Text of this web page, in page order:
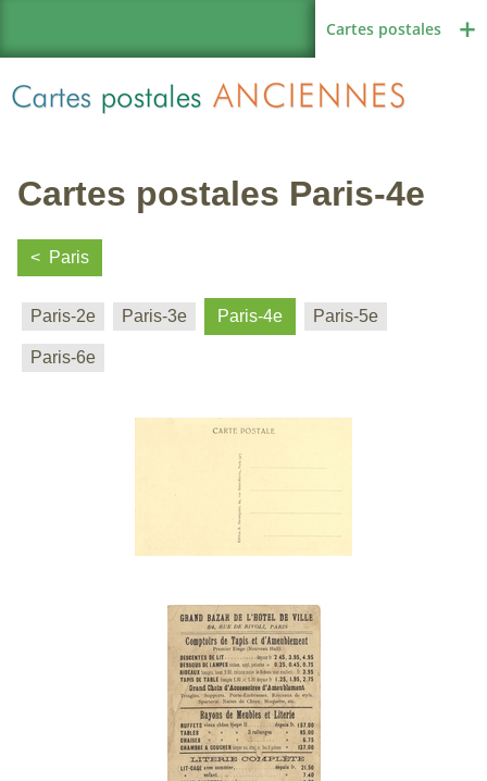
Cartes postales
Autres pays
Thèmes
Cartes postales Paris-4e
Paris
Paris-2e Paris-3e Paris-4e Paris-5e
Paris-6e